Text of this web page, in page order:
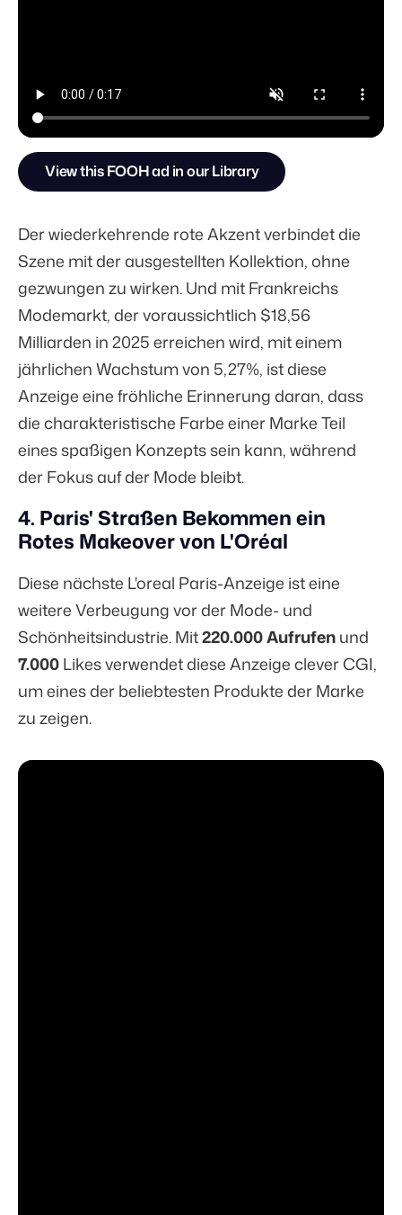
View this FOOH ad in our Library
Der wiederkehrende rote Akzent verbindet die
Szene mit der ausgestellten Kollektion, ohne
gezwungen zu wirken. Und mit Frankreichs
Modemarkt, der voraussichtlich $18,56
Milliarden in 2025 erreichen wird, mit einem
jährlichen Wachstum von 5,27%, ist diese
Anzeige eine fröhliche Erinnerung daran, dass
die charakteristische Farbe einer Marke Teil
eines spaßigen Konzepts sein kann, während
der Fokus auf der Mode bleibt.
4. Paris' Straßen Bekommen ein
Rotes Makeover von L'Oréal
Diese nächste L'oreal Paris-Anzeige ist eine
weitere Verbeugung vor der Mode- und
Schönheitsindustrie. Mit220.000 Aufrufenund
7.000Likes verwendet diese Anzeige clever CGI,
um eines der beliebtesten Produkte der Marke
zu zeigen.